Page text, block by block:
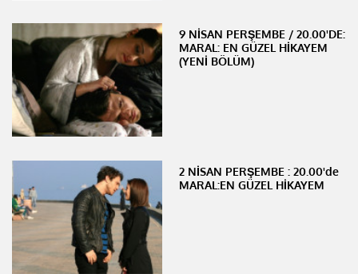
9 NİSAN PERŞEMBE / 20.00'DE:
MARAL: EN GÜZEL HİKAYEM
(YENİ BÖLÜM)
2 NİSAN PERŞEMBE : 20.00'de
MARAL:EN GÜZEL HİKAYEM